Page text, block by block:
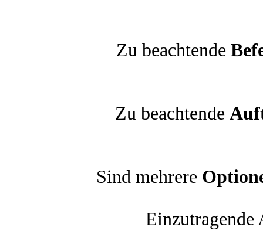
Zu beachtende
Zu beachtende
Sind mehrere
Einzutragende